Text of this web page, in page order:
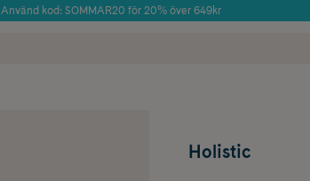
Använd kod: SOMMAR20 för 20% över 649kr
Holistic